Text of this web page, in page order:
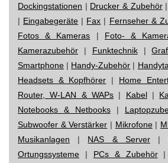
Dockingstationen | Drucker & Zubehör|
| Eingabegeräte | Fax | Fernseher &
Fotos & Kameras | Foto- &
Kamerazubehör | Funktechnik|
Smartphone | Handy-Zubehör |
Headsets & Kopfhörer | Home
Router, W-LAN & WAPs | Kabel|
Notebooks & Netbooks |
Subwoofer & Verstärker | Mikrofone|
Musikanlagen | NAS & Server|
Ortungssysteme | PCs & Zubehör|